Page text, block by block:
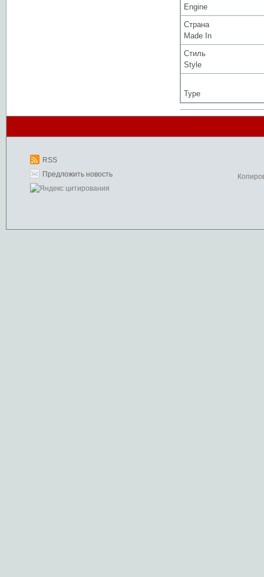
Engine
Страна
Made In
Стиль
Style
Type
RSS
Предложить новость